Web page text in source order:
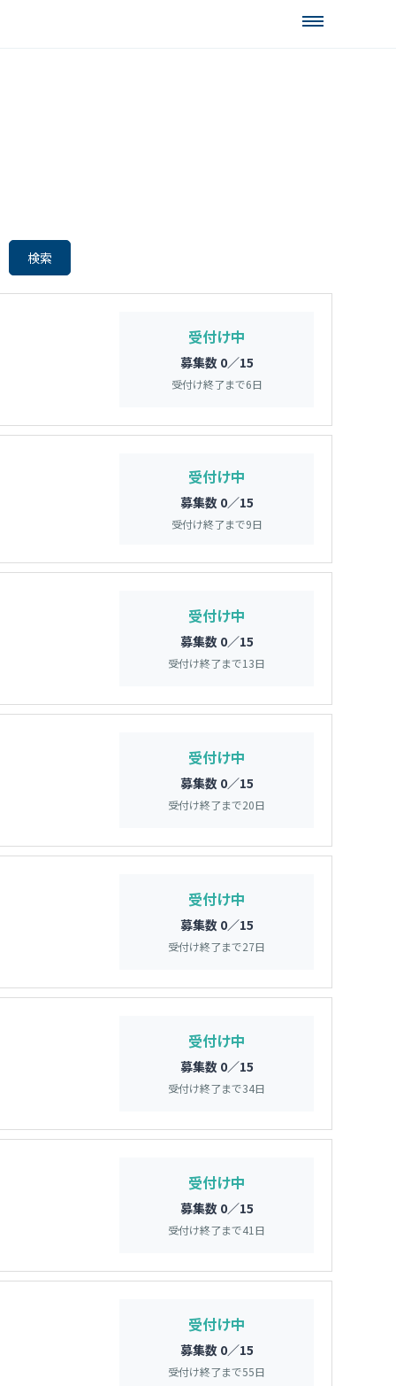
受付け中
募集数 0／15
受付け終了まで6日
受付け中
募集数 0／15
受付け終了まで9日
受付け中
募集数 0／15
受付け終了まで13日
受付け中
募集数 0／15
受付け終了まで20日
受付け中
募集数 0／15
受付け終了まで27日
受付け中
募集数 0／15
受付け終了まで34日
受付け中
募集数 0／15
受付け終了まで41 日
受付け中
募集数 0／15
受付け終了まで55日